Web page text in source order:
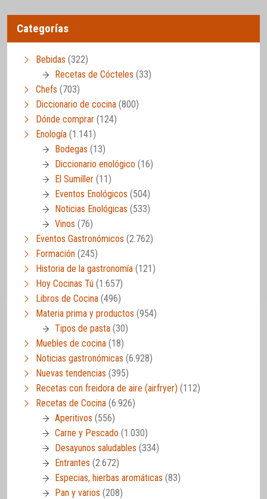
Categorías
Bebidas (322)
Recetas de Cócteles (33)
Chefs (703)
Diccionario de cocina (800)
Dónde comprar (124)
Enología (1.141)
Bodegas (13)
Diccionario enológico (16)
El Sumiller (11)
Eventos Enológicos (504)
Noticias Enológicas (533)
Vinos (76)
Eventos Gastronómicos (2.762)
Formación (245)
Historia de la gastronomía (121)
Hoy Cocinas Tú (1.657)
Libros de Cocina (496)
Materia prima y productos (954)
Tipos de pasta (30)
Muebles de cocina (18)
Noticias gastronómicas (6.928)
Nuevas tendencias (395)
Recetas con freidora de aire (airfryer) (112)
Recetas de Cocina (6.926)
Aperitivos (556)
Carne y Pescado (1.030)
Desayunos saludables (334)
Entrantes (2.672)
Especias, hierbas aromáticas (83)
Pan y varios (208)